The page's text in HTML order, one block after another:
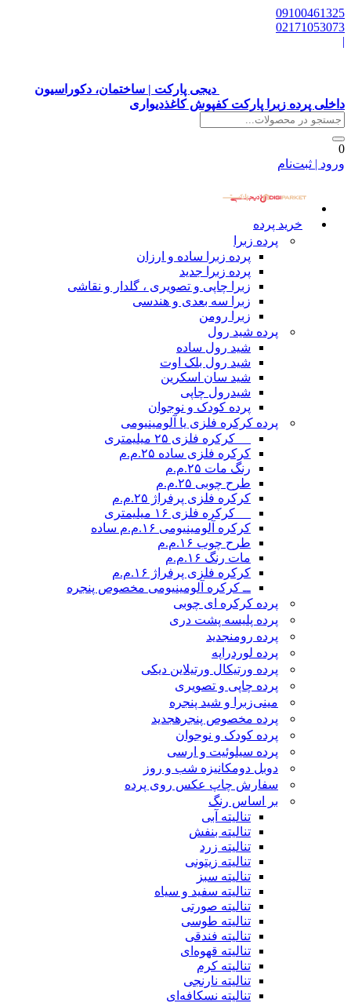
09100461325
02171053073
|
دیجی پارکت | ساختمان، دکوراسیون
داخلی پرده زبرا پارکت کفپوش کاغذدیواری
0
ورود | ثبت‌نام
خرید پرده
پرده زبرا
پرده زبرا ساده و ارزان
پرده زبرا جدید
زبرا چاپی و تصویری ، گلدار و نقاشی
زبرا سه بعدی و هندسی
زبرا رومن
پرده شید رول
شید رول ساده
شید رول بلک اوت
شید سان اسکرین
شیدرول چاپی
پرده کودک و نوجوان
پرده کرکره فلزی یا آلومینیومی
__ کرکره فلزی ۲۵ میلیمتری
کرکره فلزی ساده ۲۵.م.م
رنگ مات ۲۵.م.م
طرح چوبی ۲۵.م.م
کرکره فلزی پرفراژ ۲۵.م.م
__ کرکره فلزی ۱۶ میلیمتری
کرکره آلومینیومی ۱۶.م.م ساده
طرح چوب ۱۶.م.م
مات رنگ ۱۶.م.م
کرکره فلزی پرفراژ ۱۶.م.م
ــ کرکره آلومینیومی مخصوص پنجره
پرده کرکره ای چوبی
پرده پلیسه پشت دری
پرده رومنجدید
پرده لوردراپه
پرده ورتیکال ورتیلاین دیکی
پرده چاپی و تصویری
مینی‌زبرا و شید پنجره
پرده مخصوص پنجرهجدید
پرده کودک و نوجوان
پرده سیلوئیت و ارسی
دوبل دومکانیزه شب و روز
سفارش چاپ عکس روی پرده
بر اساس رنگ
تنالیته آبی
تنالیته بنفش
تنالیته زرد
تنالیته زیتونی
تنالیته سبز
تنالیته سفید و سیاه
تنالیته صورتی
تنالیته طوسی
تنالیته فندقی
تنالیته قهوه‌ای
تنالیته کرم
تنالیته نارنجی
تنالیته نسکافه‌ای